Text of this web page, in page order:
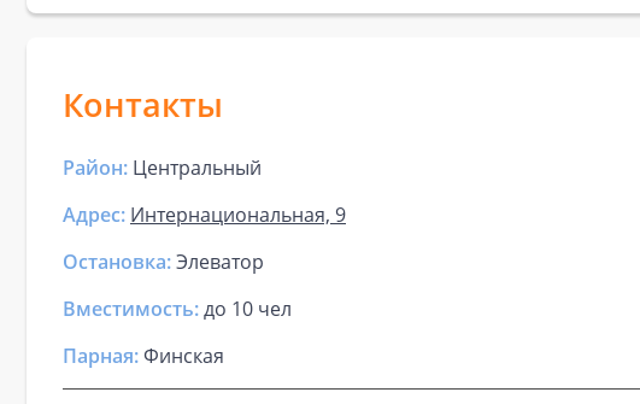
Контакты
Район: Центральный
Адрес: Интернациональная, 9
Остановка:Элеватор
Вместимость:до 10 чел
Парная:Финская